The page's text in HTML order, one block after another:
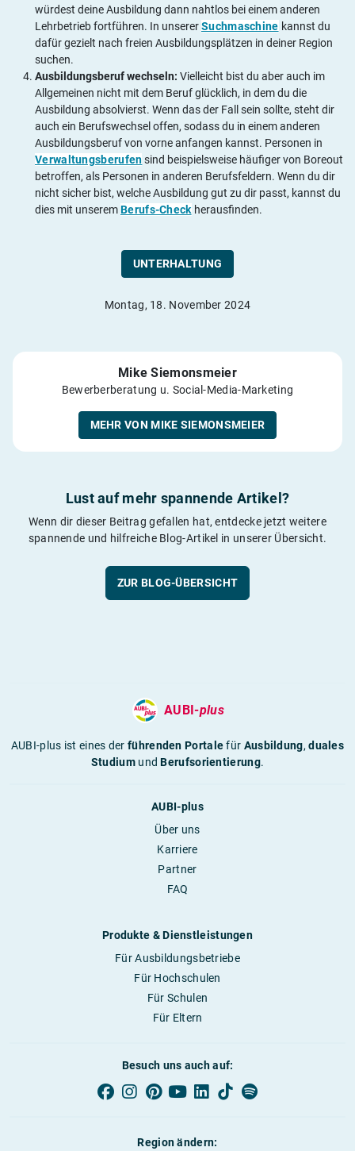
würdest deine Ausbildung dann nahtlos bei einem anderen
Lehrbetrieb fortführen. In unsererSuchmaschine kannst du
dafür gezielt nach freien Ausbildungsplätzen in deiner Region
suchen.
Ausbildungsberuf wechseln: Vielleicht bist du aber auch im
Allgemeinen nicht mit dem Beruf glücklich, in dem du die
Ausbildung absolvierst. Wenn das der Fall sein sollte, steht dir
auch ein Berufswechsel offen, sodass du in einem anderen
Ausbildungsberuf von vorne anfangen kannst. Personen in
Verwaltungsberufensind beispielsweise häufiger von Boreout
betroffen, als Personen in anderen Berufsfeldern. Wenn du dir
nicht sicher bist, welche Ausbildung gut zu dir passt, kannst du
dies mit unseremBerufs-Check herausfinden.
UNTERHALTUNG
Montag, 18. November 2024
Mike Siemonsmeier
Bewerberberatung u. Social-Media-Marketing
MEHR VON MIKE SIEMONSMEIER
Lust auf mehr spannende Artikel?
Wenn dir dieser Beitrag gefallen hat, entdecke jetzt weitere
spannende und hilfreiche Blog-Artikel in unserer Übersicht.
ZUR BLOG-ÜBERSICHT
AUBI-plus
AUBI-plus ist eines derführenden Portalefür Ausbildung,duales
StudiumundBerufsorientierung.
AUBI-plus
Über uns
Karriere
Partner
FAQ
Produkte & Dienstleistungen
Für Ausbildungsbetriebe
Für Hochschulen
Für Schulen
Für Eltern
Besuch uns auch auf:
Region ändern: